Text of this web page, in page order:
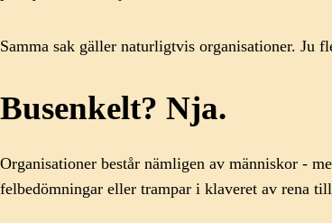
Samma sak gäller naturligtvis organisationer. Ju
Busenkelt? Nja.
Organisationer består nämligen av människor -
felbedömningar eller trampar i klaveret av rena